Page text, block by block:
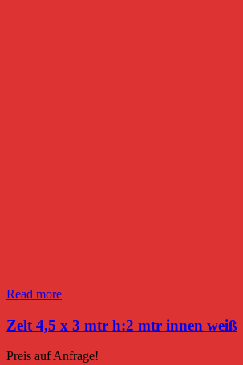
Read more
Zelt 4,5 x 3 mtr h:2 mtr innen weiß
Preis auf Anfrage!